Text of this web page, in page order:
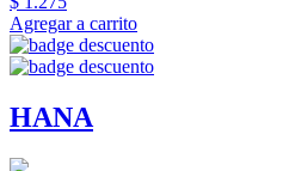
Agregar a carrito
HANA